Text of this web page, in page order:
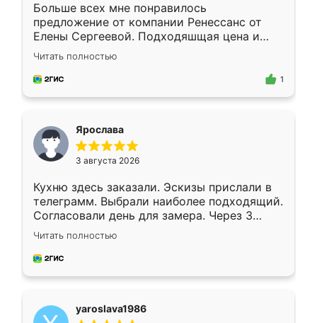
Больше всех мне понравилось
предложение от компании Ренессанс от
Елены Сергеевой. Подходяшщая цена и
короткие сроки изготовления. Приехавший
для замера сотрудник Владислав
предложил по моему эскизу самый
Читать полностью
1
Ярослава
3 августа 2026
Кухню здесь заказали. Эскизы прислали в
телеграмм. Выбрали наиболее подходящий.
Согласовали день для замера. Через 3
недели кухня была уже готова. Остались
довольны работой. Спасибо Ренессанс
мебель за качественную работу!
Читать полностью
yaroslava1986